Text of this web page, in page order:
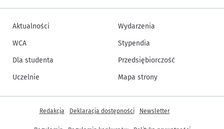
Aktualności
WCA
Dla studenta
Uczelnie
Wydarzenia
Stypendia
Przedsiębiorczość
Mapa strony
Inne informacje
Redakcja Deklaracja dostępności Newsletter